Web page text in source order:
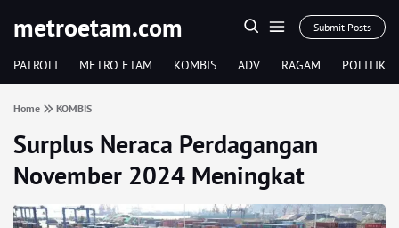
metroetam.com Submit Posts
PATROLI METRO ETAM KOMBIS ADV RAGAM POLITIK
Home KOMBIS
Surplus Neraca Perdagangan
November 2024 Meningkat